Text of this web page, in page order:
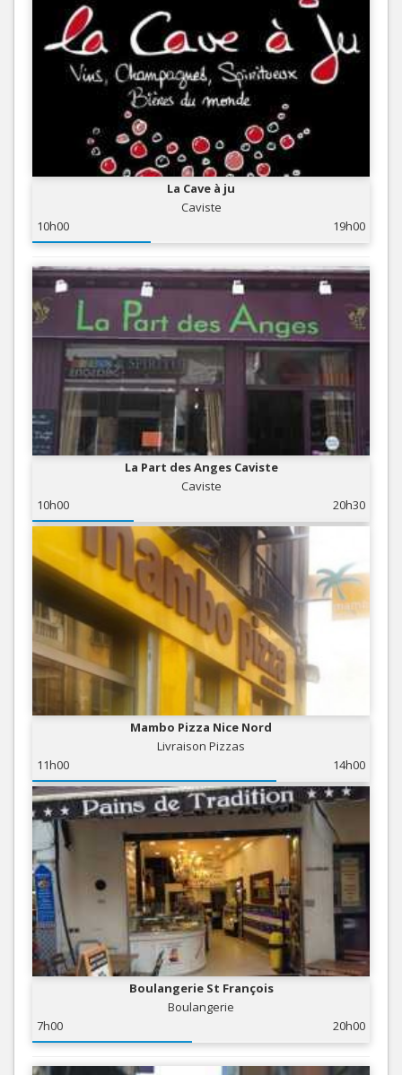
La Cave à ju
Caviste
10h00
19h00
La Part des Anges Caviste
Caviste
10h00
20h30
Mambo Pizza Nice Nord
Livraison Pizzas
11h00
14h00
Boulangerie St François
Boulangerie
7h00
20h00